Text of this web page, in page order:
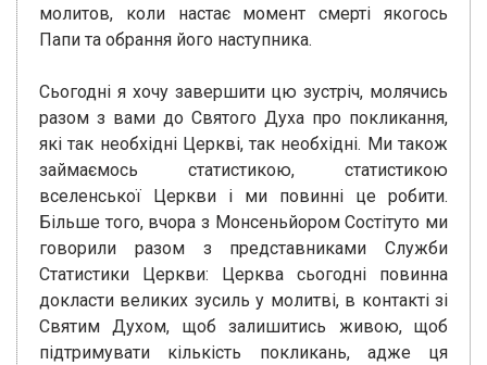
молитов, коли настає момент смерті якогось
Папи та обрання його наступника.
Сьогодні я хочу завершити цю зустріч, молячись
разом з вами до Святого Духа про покликання,
які так необхідні Церкві, так необхідні. Ми також
займаємось статистикою, статистикою
вселенської Церкви і ми повинні це робити.
Більше того, вчора з Монсеньйором Состітуто ми
говорили разом з представниками Служби
Статистики Церкви: Церква сьогодні повинна
докласти великих зусиль у молитві, в контакті зі
Святим Духом, щоб залишитись живою, щоб
підтримувати кількість покликань, адже ця